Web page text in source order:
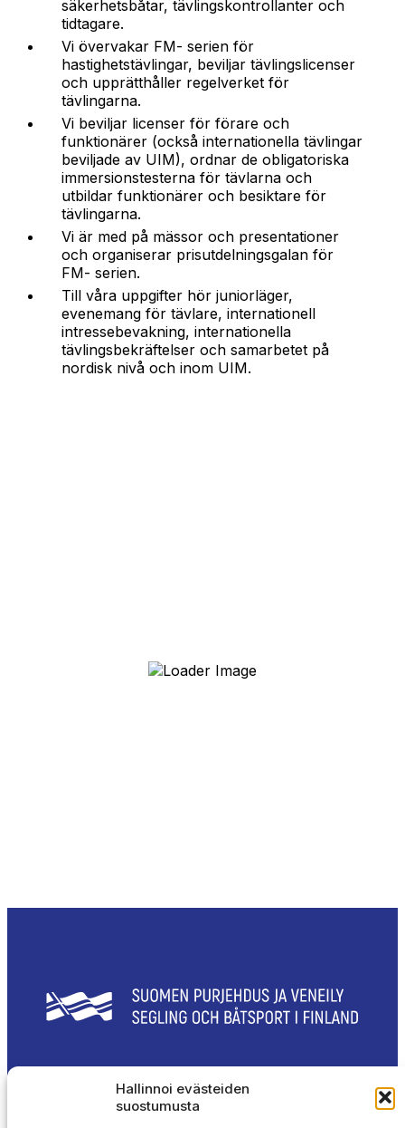
Hallinnoi evästeiden
suostumusta
säkerhetsbåtar, tävlingskontrollanter och
tidtagare.
Vi övervakar FM- serien för
hastighetstävlingar, beviljar tävlingslicenser
och upprätthåller regelverket för
tävlingarna.
Vi beviljar licenser för förare och
funktionärer (också internationella tävlingar
beviljade av UIM), ordnar de obligatoriska
immersionstesterna för tävlarna och
utbildar funktionärer och besiktare för
tävlingarna.
Vi är med på mässor och presentationer
och organiserar prisutdelningsgalan för
FM- serien.
Till våra uppgifter hör juniorläger,
evenemang för tävlare, internationell
intressebevakning, internationella
tävlingsbekräftelser och samarbetet på
nordisk nivå och inom UIM.
Olympiastadion